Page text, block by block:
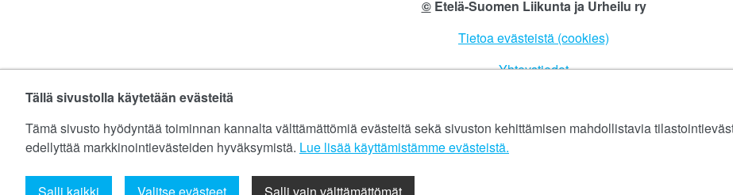
Tällä sivustolla käytetään evästeitä
Tämä sivusto hyödyntää toiminnan kannalta välttämättömiä evästeitä sekä sivuston kehittämisen mahdollistavia
edellyttää markkinointievästeiden hyväksymistä. Lue lisää käyttämistämme evästeistä.​​​​​​
©Etelä-Suomen Liikunta ja Urheilu ry
Tietoa evästeistä (cookies)
Yhteystiedot
eslu@eslu.fi